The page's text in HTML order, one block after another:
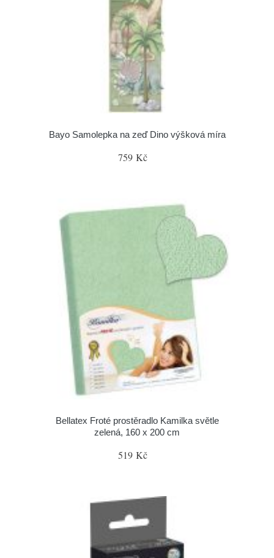
Bayo Samolepka na zeď Dino výšková míra
759 Kč
Bellatex Froté prostěradlo Kamilka světle
zelená, 160 x 200 cm
519 Kč